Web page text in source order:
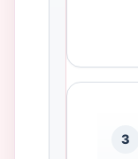
3